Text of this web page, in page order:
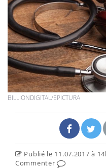
BILLIONDIGITAL/EPICTURA
Publié le 11.07.2017 à
Commenter